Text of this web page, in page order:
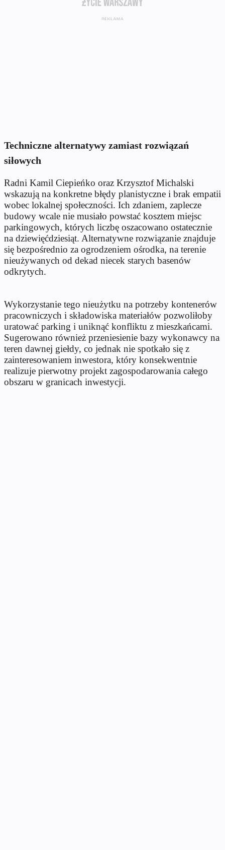
Techniczne alternatywy zamiast rozwiązań
siłowych
Radni Kamil Ciepieńko oraz Krzysztof Michalski
wskazują na konkretne błędy planistyczne i brak empatii
wobec lokalnej społeczności. Ich zdaniem, zaplecze
budowy wcale nie musiało powstać kosztem miejsc
parkingowych, których liczbę oszacowano ostatecznie
na dziewięćdziesiąt. Alternatywne rozwiązanie znajduje
się bezpośrednio za ogrodzeniem ośrodka, na terenie
nieużywanych od dekad niecek starych basenów
odkrytych.
Wykorzystanie tego nieużytku na potrzeby kontenerów
pracowniczych i składowiska materiałów pozwoliłoby
uratować parking i uniknąć konfliktu z mieszkańcami.
Sugerowano również przeniesienie bazy wykonawcy na
teren dawnej giełdy, co jednak nie spotkało się z
zainteresowaniem inwestora, który konsekwentnie
realizuje pierwotny projekt zagospodarowania całego
obszaru w granicach inwestycji.